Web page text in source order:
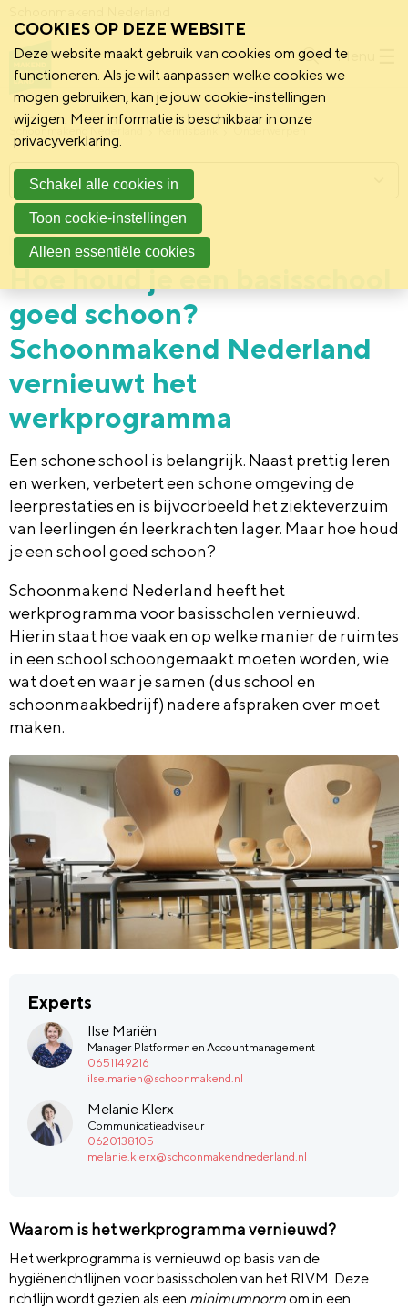
Menu
Schoonmakend Nederland
Nieuws 22 februari 2023
Hoe houd je een basisschool
goed schoon?
Schoonmakend Nederland
vernieuwt het
werkprogramma
Een schone school is belangrijk. Naast prettig leren
en werken, verbetert een schone omgeving de
leerprestaties en is bijvoorbeeld het ziekteverzuim
van leerlingen én leerkrachten lager. Maar hoe houd
je een school goed schoon?
Schoonmakend Nederland heeft het
werkprogramma voor basisscholen vernieuwd.
Hierin staat hoe vaak en op welke manier de ruimtes
in een school schoongemaakt moeten worden, wie
wat doet en waar je samen (dus school en
schoonmaakbedrijf) nadere afspraken over moet
maken.
Experts
Ilse Mariën
Manager Platformen en Accountmanagement
0651149216
ilse.marien@schoonmakend.nl
Melanie Klerx
Communicatieadviseur
0620138105
melanie.klerx@schoonmakendnederland.nl
Waarom is het werkprogramma vernieuwd?
Het werkprogramma is vernieuwd op basis van de
hygiënerichtlijnen voor basisscholen van het RIVM. Deze
richtlijn wordt gezien als een minimumnormom in een
Menu
COOKIES OP DEZE WEBSITE
Deze website maakt gebruik van cookies om goed te
functioneren. Als je wilt aanpassen welke cookies we
mogen gebruiken, kan je jouw cookie-instellingen
wijzigen. Meer informatie is beschikbaar in onze
privacyverklaring.
Schakel alle cookies in
Toon cookie-instellingen
Alleen essentiële cookies